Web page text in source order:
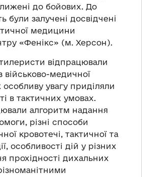
до бойових. До
були залучені досвідчені
медицини
«Фенікс» (м. Херсон).
відпрацювали
військово-медичної
особливу увагу приділяли
в тактичних умовах.
алгоритм надання
різні способи
кровотечі, тактичної та
особливості дій у різних
прохідності дихальних